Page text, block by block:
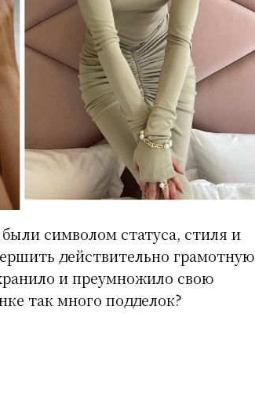
символом статуса, стиля и
действительно грамотную
и преумножило свою
так много подделок?